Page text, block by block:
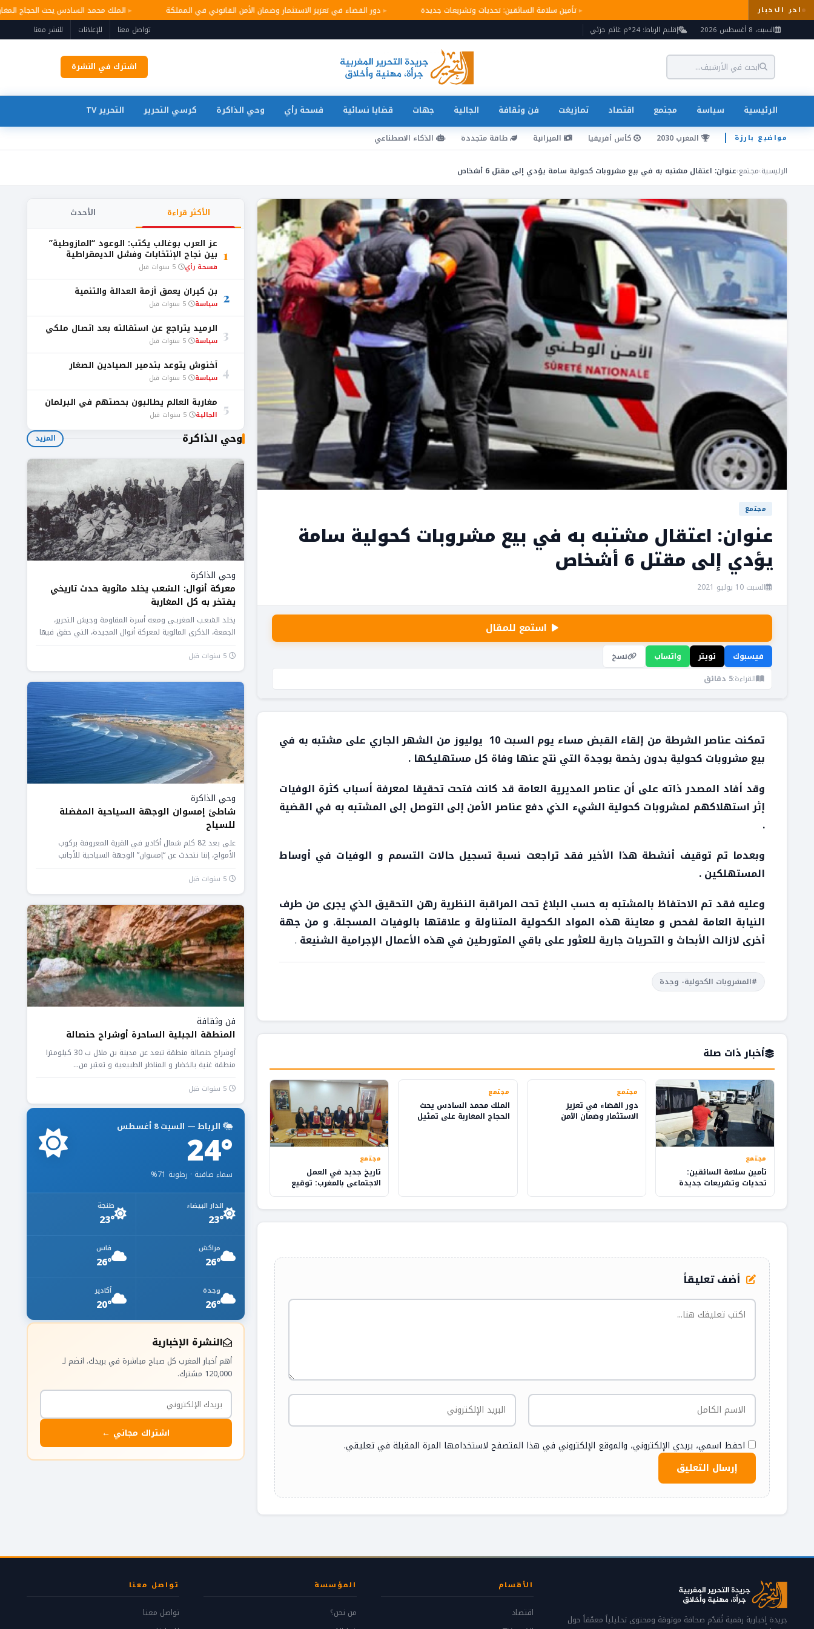
اخر الاخبار تأمين سلامة السائقين: تحديات وتشريعات جديدة دور القضاء في تعزيز الاستثمار وضمان الأمن القانوني في المملكة
الملك محمد السادس يحث الحجاج
السبت، 8 أغسطس 2026
إقليم الرباط: 24°م غائم جزئي تواصل معنا للإعلانات للنشر معنا
اشترك في النشرة
الرئيسية سياسة مجتمع اقتصاد تمازيغت فن وثقافة الجالية جهات قضايا نسائية فسحة رأي وحي الذاكرة كرسي التحرير التحرير TV
مواضيع بارزة المغرب 2030 كأس أفريقيا الميزانية طاقة متجددة الذكاء الاصطناعي
الرئيسية›مجتمع›عنوان: اعتقال مشتبه به في بيع مشروبات كحولية سامة يؤدي إلى مقتل 6 أشخاص
مجتمع
عنوان: اعتقال مشتبه به في بيع مشروبات كحولية سامة
يؤدي إلى مقتل 6 أشخاص
السبت 10 يوليو 2021
استمع للمقال
فيسبوك تويتر واتساب
نسخ
القراءة:5 دقائق
تمكنت عناصر الشرطة من إلقاء القبض مساء يوم السبت 10 يوليوز من الشهر الجاري على مشتبه به في
بيع مشروبات كحولية بدون رخصة بوجدة التي نتج عنها وفاة كل مستهليكها .
وقد أفاد المصدر ذاته على أن عناصر المديرية العامة قد كانت فتحت تحقيقا لمعرفة أسباب كثرة الوفيات
إثر استهلاكهم لمشروبات كحولية الشيء الذي دفع عناصر الأمن إلى التوصل إلى المشتبه به في القضية
.
وبعدما تم توقيف أنشطة هذا الأخير فقد تراجعت نسبة تسجيل حالات التسمم و الوفيات في أوساط
المستهلكين .
وعليه فقد تم الاحتفاظ بالمشتبه به حسب البلاغ تحت المراقبة النظرية رهن التحقيق الذي يجرى من طرف
النيابة العامة لفحص و معاينة هذه المواد الكحولية المتناولة و علاقتها بالوفيات المسجلة. و من جهة
أخرى لازالت الأبحاث و التحريات جارية للعثور على باقي المتورطين في هذه الأعمال الإجرامية الشنيعة .
#المشروبات الكحولية- وجدة
أخبار ذات صلة
مجتمع
تأمين سلامة السائقين:
تحديات وتشريعات جديدة
مجتمع
دور القضاء في تعزيز
الاستثمار وضمان الأمن
مجتمع
الملك محمد السادس يحث
الحجاج المغاربة على تمثيل
مجتمع
تاريخ جديد في العمل
الاجتماعي بالمغرب: توقيع
اتفاق يقود للتغيير
أضف تعليقاً
احفظ اسمي، بريدي الإلكتروني، والموقع الإلكتروني في هذا المتصفح لاستخدامها المرة المقبلة في تعليقي.
الأكثر قراءة الأحدث
1
عز العرب بوغالب يكتب: الوعود “المازوطية”
بين نجاح الإنتخابات وفشل الديمقراطية
فسحة رأي
2 بن كيران يعمق أزمة العدالة والتنمية
سياسة
3 الرميد يتراجع عن استقالته بعد اتصال ملكي
سياسة
4 أخنوش يتوعد بتدمير الصيادين الصغار
سياسة
5 مغاربة العالم يطالبون بحصتهم في البرلمان
الجالية
وحي الذاكرة المزيد
وحي الذاكرة
معركة أنوال: الشعب يخلد مائوية حدث تاريخي
يفتخر به كل المغاربة
يخلد الشعـب المغربـي ومعه أسرة المقاومة وجيش التحرير،
الجمعة، الذكرى المائوية لمعركة أنوال المجيدة، التي حقق فيها
المقاومون والمجاهدون المغاربة...
وحي الذاكرة
شاطئ إمسوان الوجهة السياحية المفضلة
للسياح
على بعد 82 كلم شمال أكادير في القرية المعروفة بركوب
الأمواج، إننا نتحدث عن “إمسوان” الوجهة السياحية للأجانب
والمغاربة، حيث...
فن وثقافة
المنطقة الجبلية الساحرة أوشراح حنصالة
أوشراح حنصالة منطقة تبعد عن مدينة بن ملال ب 30 كيلومترا
منطقة غنية بالخضار و المناظر الطبيعية و تعتبر من...
الرباط — السبت 8 أغسطس
24°
سماء صافية · رطوبة 71%
الدار البيضاء
23°
طنجة
23°
مراكش
26°
فاس
26°
وجدة
26°
أكادير
20°
النشرة الإخبارية
أهم أخبار المغرب كل صباح مباشرة في بريدك. انضم لـ
120,000 مشترك.
اشتراك مجاني ←
جريدة إخبارية رقمية تُقدّم صحافة موثوقة ومحتوى تحليلياً معمّقاً حول
الأقسام
اقتصاد
المؤسسة
من نحن؟
تواصل معنا
تواصل معنا